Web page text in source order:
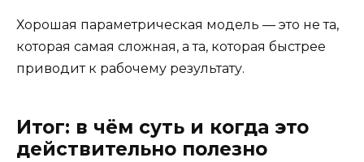
Хорошая параметрическая модель — это не та,
которая самая сложная, а та, которая быстрее
приводит к рабочему результату.
Итог: в чём суть и когда это
действительно полезно